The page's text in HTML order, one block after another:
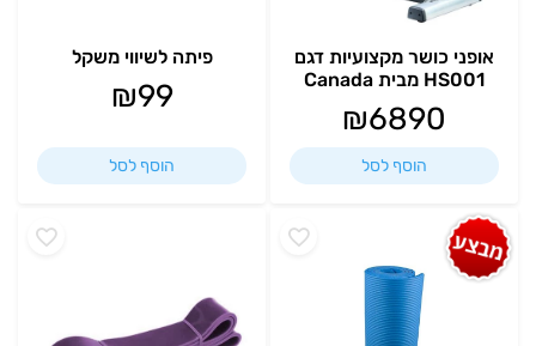
אופני כושר מקצועיות דגם
HS001 מבית Canada
₪6890
הוסף לסל
פיתה לשיווי משקל
₪99
הוסף לסל